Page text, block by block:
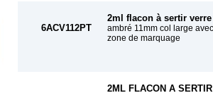
6ACV112PT
2ml flacon à sertir verre
ambré 11mm col large avec
zone de marquage
2ML FLACON A